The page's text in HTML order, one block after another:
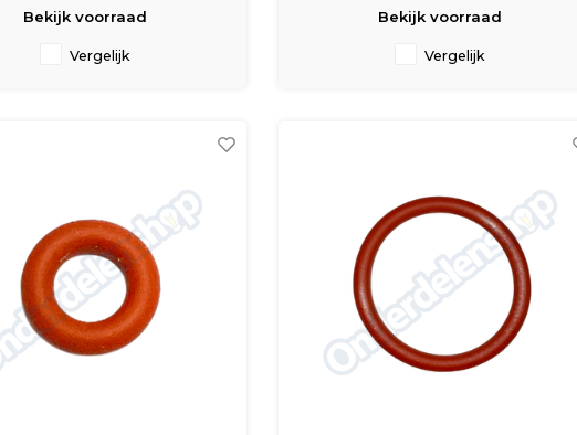
Bekijk voorraad
Vergelijk
Materiaal: Siliconen
Bekijk voorraad
Vergelijk